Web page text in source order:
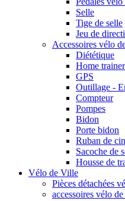
Selle
Tige de selle
Jeu de
Accessoires vélo
Diététique
Home trainer
GPS
Outillage -
Compteur
Pompes
Bidon
Porte bidon
Ruban de
Sacoche de
Housse de
Vélo de Ville
Pièces détachées
accessoires vélo